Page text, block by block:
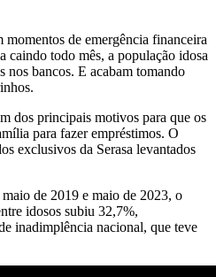
momentos de emergência financeira
caindo todo mês, a população idosa
nos bancos. E acabam tomando
dos principais motivos para que os
para fazer empréstimos. O
exclusivos da Serasa levantados
de 2019 e maio de 2023, o
idosos subiu 32,7%,
inadimplência nacional, que teve